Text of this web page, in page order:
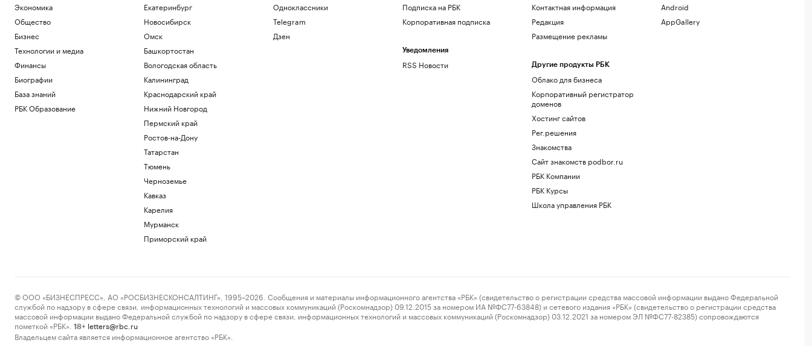
Как выбрать оптимальное
коммерческое помещение для
инвестиций
РБК и ПИК Серия плюс
МИД заявил, что Россия не вводит
рестрикций на экспорт из Армении
Политика
Как Сэйлор использовал ИИ для
привлечения $15 млрд на биткоины
Спутник «Электро-Л» № 5 пополнил
Как Москва строит гастрономический
бренд и едут ли ради него туристы
Экономика
Общество
Бизнес
Технологии и медиа
Финансы
Биографии
База знаний
РБК Образование
Екатеринбург
Новосибирск
Омск
Башкортостан
Вологодская область
Калининград
Краснодарский край
Нижний Новгород
Пермский край
Ростов-на-Дону
Татарстан
Тюмень
Черноземье
Кавказ
Карелия
Мурманск
Приморский край
Одноклассники
Telegram
Дзен
Подписка на РБК
Корпоративная подписка
Уведомления
RSS Новости
Контактная информация
Редакция
Размещение рекламы
Другие продукты РБК
Облако для бизнеса
Корпоративный регистратор
доменов
Хостинг сайтов
Рег.решения
Знакомства
Сайт знакомств podbor.ru
РБК Компании
РБК Курсы
Школа управления РБК
Android
AppGallery
© ООО «БИЗНЕСПРЕСС», АО «РОСБИЗНЕСКОНСАЛТИНГ», 1995–2026. Сообщения и материалы информационного агентства «РБК» (свидетельство о регистрации средства массовой информации выдано Федеральной
службой по надзору в сфере связи, информационных технологий и массовых коммуникаций (Роскомнадзор) 09.12.2015 за номером ИА №ФС77-63848) и сетевого издания «РБК» (свидетельство о регистрации средства
массовой информации выдано Федеральной службой по надзору в сфере связи, информационных технологий и массовых коммуникаций (Роскомнадзор) 03.12.2021 за номером ЭЛ №ФС77-82385) сопровождаются
пометкой «РБК».
18+ letters@rbc.ru
Владельцем сайта является информационное агентство «РБК».